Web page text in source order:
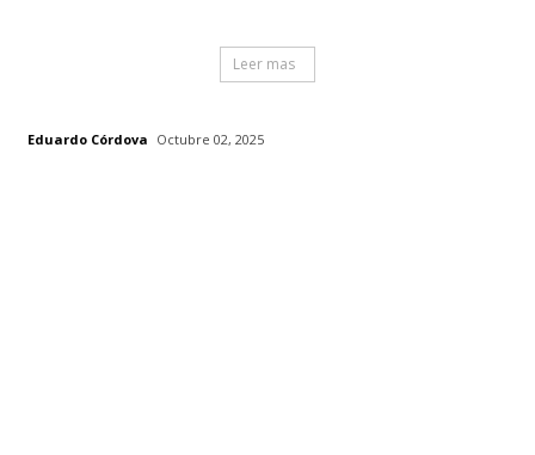
Leer mas
Eduardo Córdova Octubre 02, 2025